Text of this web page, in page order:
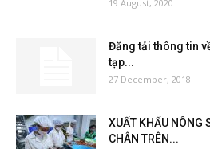
19 August, 2020
Đăng tải thông tin
tạp...
27 December, 2018
XUẤT KHẨU NÔNG
CHÂN TRÊN...